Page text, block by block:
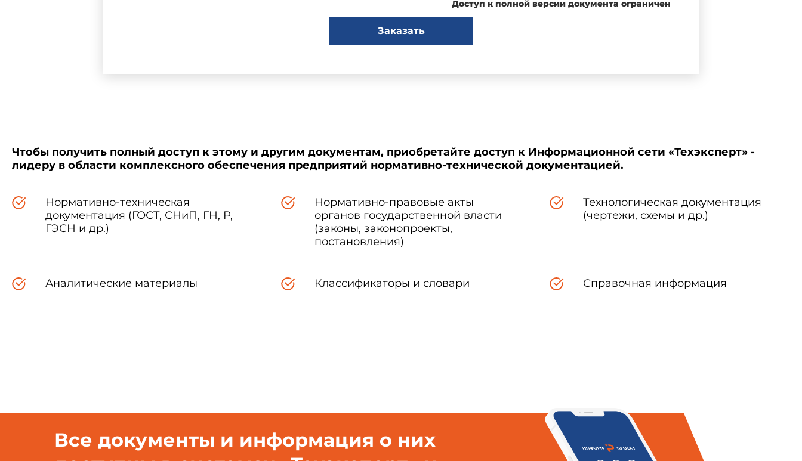
ЗУ - запоминающее устройство;
1. Термины и определения
Доступ к полной версии документа ограничен
Заказать
Чтобы получить полный доступ к этому и другим документам, приобретайте доступ к Информационной сети «Техэксперт» -
лидеру в области комплексного обеспечения предприятий нормативно-технической документацией.
Нормативно-техническая
документация (ГОСТ, СНиП, ГН, Р,
ГЭСН и др.)
Нормативно-правовые акты
органов государственной власти
(законы, законопроекты,
постановления)
Технологическая документация
(чертежи, схемы и др.)
Аналитические материалы Классификаторы и словари Справочная информация
Все документы и информация о них